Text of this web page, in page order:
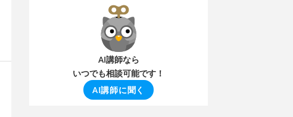
AI講師なら
いつでも相談可能です！
AI講師に聞く